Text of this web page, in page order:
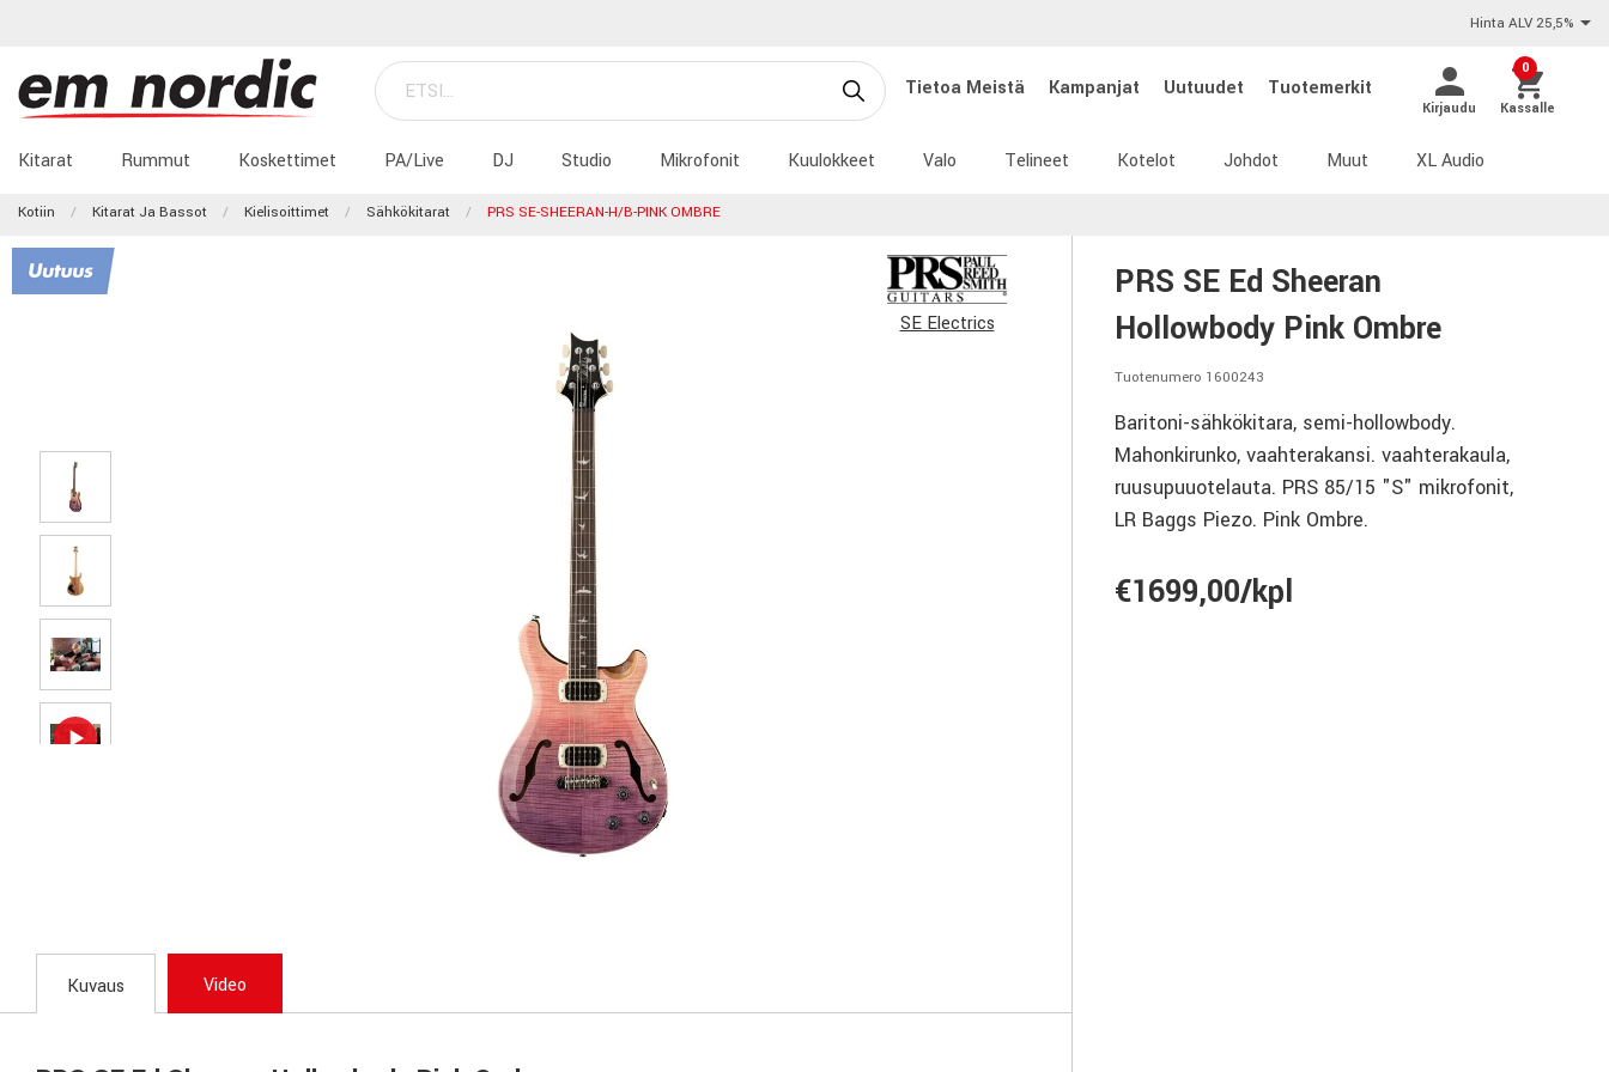
Hinta ALV 25,5%
Tietoa Meistä Kampanjat Uutuudet Tuotemerkit
Kirjaudu
0
Kassalle
Kitarat Rummut Koskettimet PA/Live DJ Studio Mikrofonit Kuulokkeet Valo Telineet Kotelot Johdot Muut XL Audio
Kotiin Kitarat Ja Bassot Kielisoittimet Sähkökitarat PRS SE-SHEERAN-H/B-PINK OMBRE
SE Electrics
PRS SE Ed Sheeran
Hollowbody Pink Ombre
Tuotenumero 1600243
Baritoni-sähkökitara, semi-hollowbody.
Mahonkirunko, vaahterakansi. vaahterakaula,
ruusupuuotelauta. PRS 85/15 "S" mikrofonit,
LR Baggs Piezo. Pink Ombre.
€1699,00/kpl
Kuvaus Video